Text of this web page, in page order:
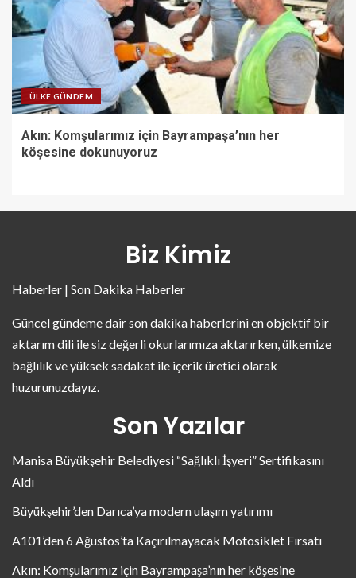
ÜLKE GÜNDEM
Akın: Komşularımız için Bayrampaşa’nın her
köşesine dokunuyoruz
Biz Kimiz
Haberler | Son Dakika Haberler
Güncel gündeme dair son dakika haberlerini en objektif bir
aktarım dili ile siz değerli okurlarımıza aktarırken, ülkemize
bağlılık ve yüksek sadakat ile içerik üretici olarak
huzurunuzdayız.
Son Yazılar
Manisa Büyükşehir Belediyesi “Sağlıklı İşyeri” Sertifikasını
Aldı
Büyükşehir’den Darıca’ya modern ulaşım yatırımı
A101’den 6 Ağustos’ta Kaçırılmayacak Motosiklet Fırsatı
Akın: Komşularımız için Bayrampaşa’nın her köşesine